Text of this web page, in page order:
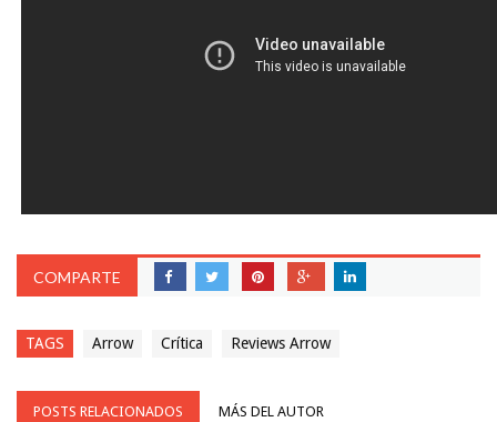
COMPARTE
TAGS Arrow Crítica Reviews Arrow
POSTS RELACIONADOS MÁS DEL AUTOR